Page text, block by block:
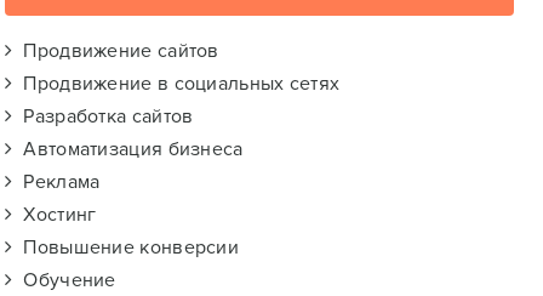
Продвижение сайтов
Продвижение в социальных сетях
Разработка сайтов
Автоматизация бизнеса
Реклама
Хостинг
Повышение конверсии
Обучение